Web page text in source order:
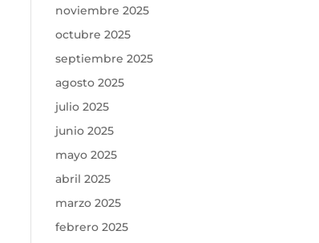
noviembre 2025
octubre 2025
septiembre 2025
agosto 2025
julio 2025
junio 2025
mayo 2025
abril 2025
marzo 2025
febrero 2025